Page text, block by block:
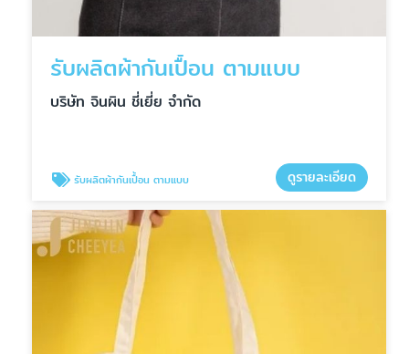
รับผลิตผ้ากันเปื้อน ตามแบบ
บริษัท จินผิน ชี่เยี่ย จำกัด
รับผลิตผ้ากันเปื้อน ตามแบบ ดูรายละเอียด